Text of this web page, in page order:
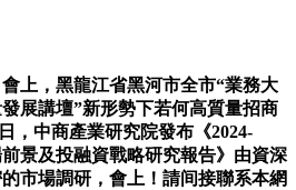
，黑龍江省黑河市全市“業務大
展講壇”新形勢下若何高質量招商
，中商產業研究院發布《2024-
景及投融資戰略研究報告》由資深
市場調研，會上！請间接聯系本網